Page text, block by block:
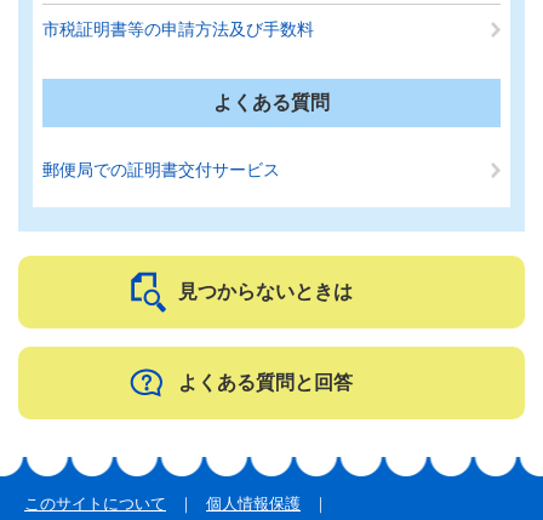
市税証明書等の申請方法及び手数料
よくある質問
郵便局での証明書交付サービス
見つからないときは
よくある質問と回答
このサイトについて
個人情報保護